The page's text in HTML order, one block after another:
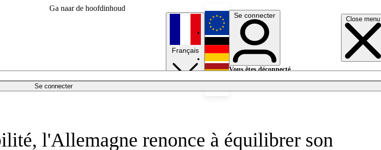
Ga naar de hoofdinhoud
Close menu
Se connecter
Français
English
Deutsch
Se connecter
Vous êtes déconnecté.
l'Allemagne renonce à équilibrer son